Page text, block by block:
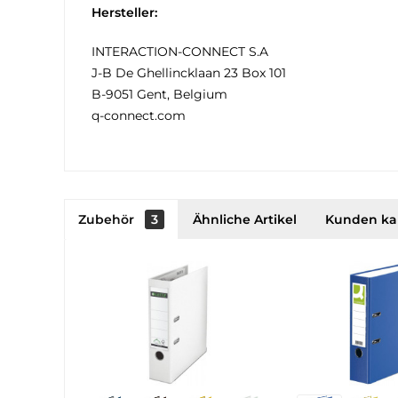
Hersteller:
INTERACTION-CONNECT S.A
J-B De Ghellincklaan 23 Box 101
B-9051 Gent, Belgium
q-connect.com
Zubehör 3 Ähnliche Artikel Kunden